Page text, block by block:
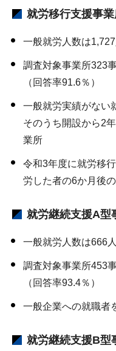
就労移行支援事
一般就労人数は1,727
調査対象事業所323
（回答率91.6％）
一般就労実績がない
そのうち開設から2
業所
令和3年度に就労移
労した者の6か月後
就労継続支援A型
一般就労人数は666人
調査対象事業所453
（回答率93.4％）
一般企業への就職者
就労継続支援B型